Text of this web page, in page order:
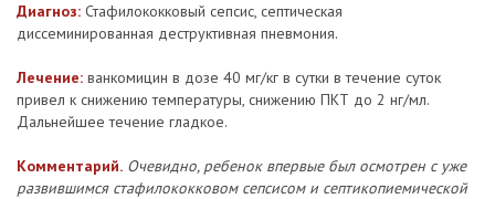
Диагноз: Стафилококковый сепсис, септическая
диссеминированная деструктивная пневмония.
Лечение: ванкомицин в дозе 40 мг/кг в сутки в течение суток
привел к снижению температуры, снижению ПКТ до 2 нг/мл.
Дальнейшее течение гладкое.
Комментарий. Очевидно, ребенок впервые был осмотрен с уже
развившимся стафилококковом сепсисом и септикопиемической